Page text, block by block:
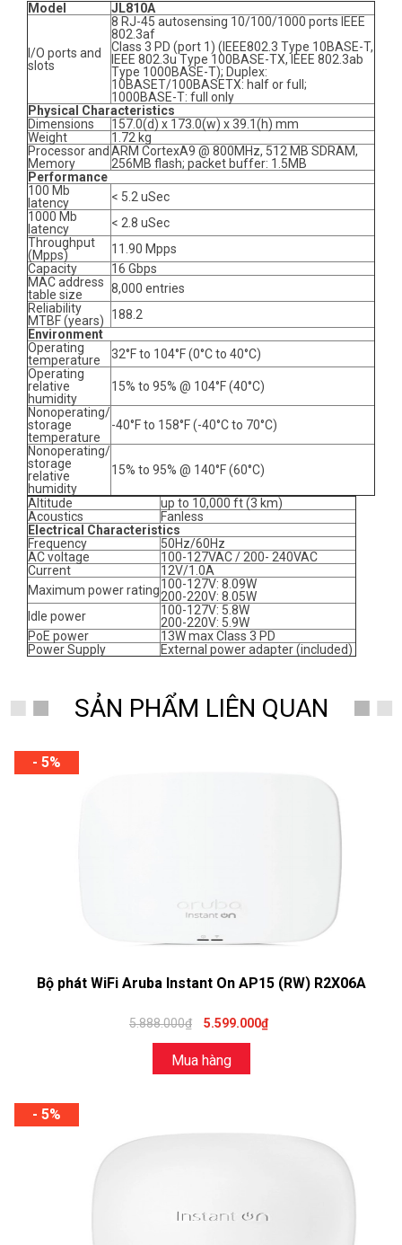
Model
JL810A
I/O ports and
slots
8 RJ-45 autosensing 10/100/1000 ports IEEE
802.3af
Class 3 PD (port 1) (IEEE802.3 Type 10BASE-T,
IEEE 802.3u Type 100BASE-TX, IEEE 802.3ab
Type 1000BASE-T); Duplex:
10BASET/100BASETX: half or full;
1000BASE-T: full only
Physical Characteristics
Dimensions
157.0(d) x 173.0(w) x 39.1(h) mm
Weight
1.72 kg
Processor and
Memory
ARM CortexA9 @ 800MHz, 512 MB SDRAM,
256MB flash; packet buffer: 1.5MB
Performance
100 Mb
latency
< 5.2 uSec
1000 Mb
latency
< 2.8 uSec
Throughput
(Mpps)
11.90 Mpps
Capacity
16 Gbps
MAC address
table size
8,000 entries
Reliability
MTBF (years)
188.2
Environment
Operating
temperature
32°F to 104°F (0°C to 40°C)
Operating
relative
humidity
15% to 95% @ 104°F (40°C)
Nonoperating/
storage
temperature
-40°F to 158°F (-40°C to 70°C)
Nonoperating/
storage
relative
humidity
15% to 95% @ 140°F (60°C)
Altitude
up to 10,000 ft (3 km)
Acoustics
Fanless
Electrical Characteristics
Frequency
50Hz/60Hz
AC voltage
100-127VAC / 200- 240VAC
Current
12V/1.0A
Maximum power rating100-127V: 8.09W
200-220V: 8.05W
Idle power
100-127V: 5.8W
200-220V: 5.9W
PoE power
13W max Class 3 PD
Power Supply
External power adapter (included)
SẢN PHẨM LIÊN QUAN
- 5%
Bộ phát WiFi Aruba Instant On AP15 (RW) R2X06A
5.888.000₫ 5.599.000₫
Mua hàng
- 5%